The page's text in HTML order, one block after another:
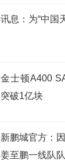
讯息：为“中国
金士顿A400
突破1亿块
新鹏城官方：
姜至鹏一线队